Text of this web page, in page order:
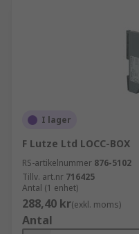
I lager
F Lutze Ltd LOCC-BOX
RS-artikelnummer 876-5102
Tillv. art.nr 716425
Antal (1 enhet)
288,40 kr(exkl. moms)
Antal